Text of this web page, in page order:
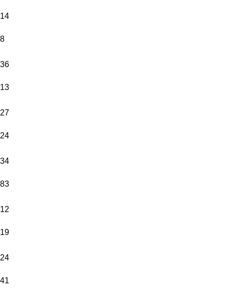
14
8
36
13
27
24
34
83
12
19
24
41